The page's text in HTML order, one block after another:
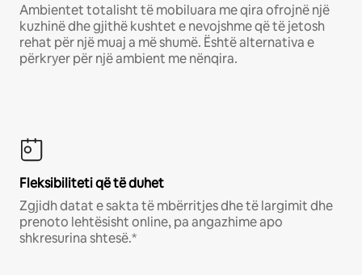
Ambientet totalisht të mobiluara me qira ofrojnë një
kuzhinë dhe gjithë kushtet e nevojshme që të jetosh
rehat për një muaj a më shumë. Është alternativa e
përkryer për një ambient me nënqira.
Fleksibiliteti që të duhet
Zgjidh datat e sakta të mbërritjes dhe të largimit dhe
prenoto lehtësisht online, pa angazhime apo
shkresurina shtesë.*